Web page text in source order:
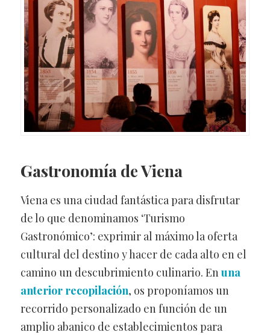
Gastronomíade Viena
Viena es una ciudad fantástica para disfrutar
de lo que denominamos ‘Turismo
Gastronómico’: exprimir al máximo la oferta
cultural del destino y hacer de cada alto en el
camino un descubrimiento culinario. En una
anterior recopilación, os proponíamos un
recorrido personalizado en función de un
amplio abanico de establecimientos para